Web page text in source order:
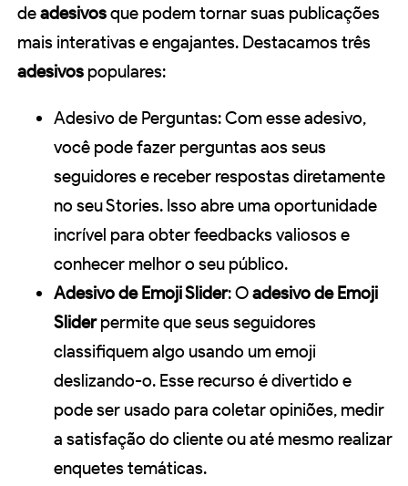
deadesivosque podem tornar suas publicações
mais interativas e engajantes. Destacamos três
adesivos populares:
Adesivo de Perguntas: Com esse adesivo,
você pode fazer perguntas aos seus
seguidores e receber respostas diretamente
no seu Stories. Isso abre uma oportunidade
incrível para obter feedbacks valiosos e
conhecer melhor o seu público.
Adesivo de Emoji Slider: Oadesivo de Emoji
Sliderpermite que seus seguidores
classifiquem algo usando um emoji
deslizando-o. Esse recurso é divertido e
pode ser usado para coletar opiniões, medir
a satisfação do cliente ou até mesmo realizar
enquetes temáticas.